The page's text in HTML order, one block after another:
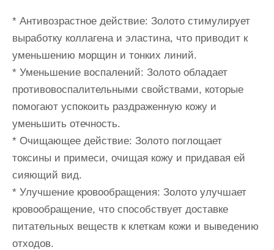
* Антивозрастное действие: Золото стимулирует
выработку коллагена и эластина, что приводит к
уменьшению морщин и тонких линий.
* Уменьшение воспалений: Золото обладает
противовоспалительными свойствами, которые
помогают успокоить раздраженную кожу и
уменьшить отечность.
* Очищающее действие: Золото поглощает
токсины и примеси, очищая кожу и придавая ей
сияющий вид.
* Улучшение кровообращения: Золото улучшает
кровообращение, что способствует доставке
питательных веществ к клеткам кожи и выведению
отходов.